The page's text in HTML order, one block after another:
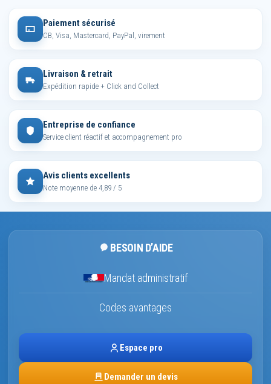
Paiement sécurisé
CB, Visa, Mastercard, PayPal, virement
Livraison & retrait
Expédition rapide + Click and Collect
Entreprise de confiance
Service client réactif et accompagnement pro
Avis clients excellents
Note moyenne de 4,89 / 5
BESOIN D’AIDE
Mandat administratif
Codes avantages
Espace pro
Demander un devis